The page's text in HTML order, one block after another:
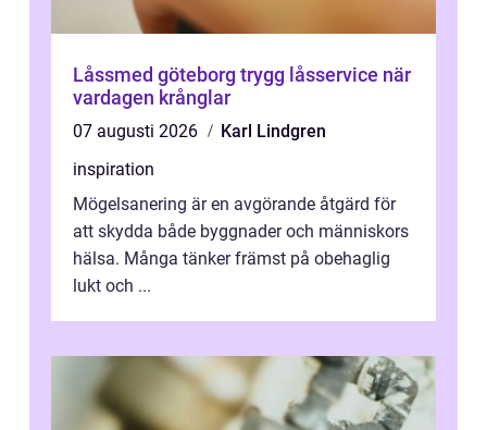
Låssmed göteborg trygg låsservice när
vardagen krånglar
07 augusti 2026
Karl Lindgren
inspiration
Mögelsanering är en avgörande åtgärd för
att skydda både byggnader och människors
hälsa. Många tänker främst på obehaglig
lukt och ...